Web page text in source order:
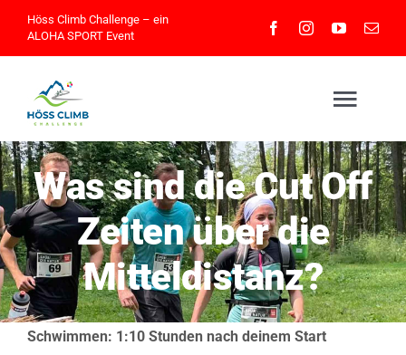
Höss Climb Challenge – ein
ALOHA SPORT Event
Home
Athleteninfos
Eventinfos
Was sind die Cut Off
Zeiten über die
Mitteldistanz?
Schwimmen: 1:10 Stunden nach deinem Start